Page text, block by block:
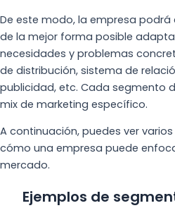
De este modo, la empresa
de la mejor forma posible
necesidades y problemas
de distribución, sistema de
publicidad, etc. Cada segmento
mix de marketing específico.
A continuación, puedes ver
cómo una empresa puede
mercado.
Ejemplos de